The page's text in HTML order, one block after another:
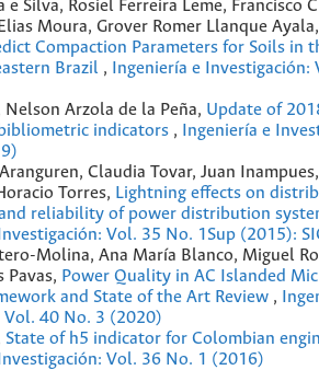
e Silva, Rosiel Ferreira Leme, Francisco
Moura, Grover Romer Llanque
Compaction Parameters for Soils in
Brazil ,
Ingeniería e Investigación:
Nelson Arzola de la Peña, Update of
indicators ,
Ingeniería e
Claudia Tovar, Juan
Torres, Lightning effects on
reliability of power distribution
Vol. 35 No. 1Sup (2015):
Molina, Ana María Blanco, Miguel
Pavas, Power Quality in AC Islanded
and State of the Art Review ,
Vol. 40 No. 3 (2020)
State of h5 indicator for Colombian
Vol. 36 No. 1 (2016)